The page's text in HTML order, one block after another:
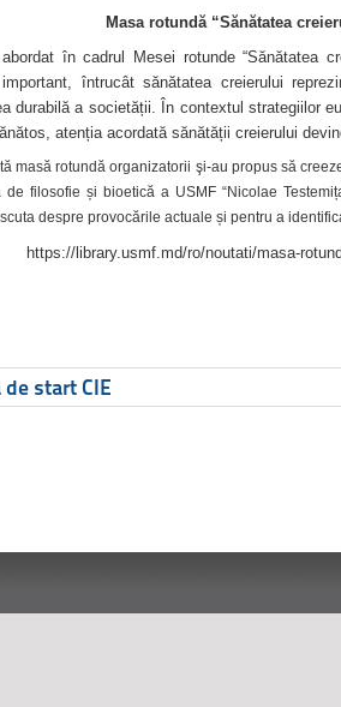
Masa rotundă “Sănătatea
în cadrul Mesei rotunde “Sănătatea
întrucât sănătatea creierului
durabilă a societății. În contextul strategiilor
atenția acordată sănătății creierului
masă rotundă organizatorii şi-au propus să
de filosofie și bioetică a USMF “Nicolae
despre provocările actuale și pentru a
https://library.usmf.md/ro/noutati/masa-
start CIE